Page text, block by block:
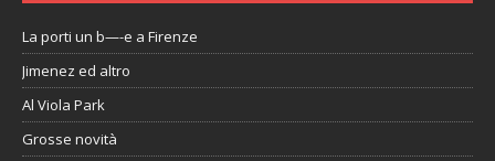
La porti un b—-e a Firenze
Jimenez ed altro
Al Viola Park
Grosse novità